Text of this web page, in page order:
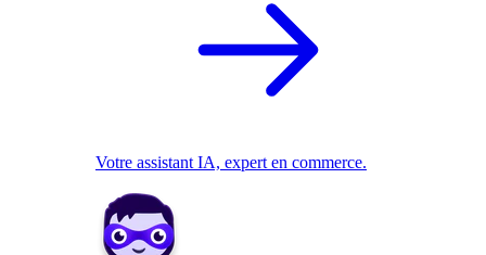
Votre assistant IA, expert en commerce.